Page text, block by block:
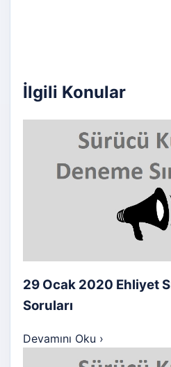
İlgili Konular
29 Ocak 2020 Ehliyet
Soruları
Devamını Oku ›